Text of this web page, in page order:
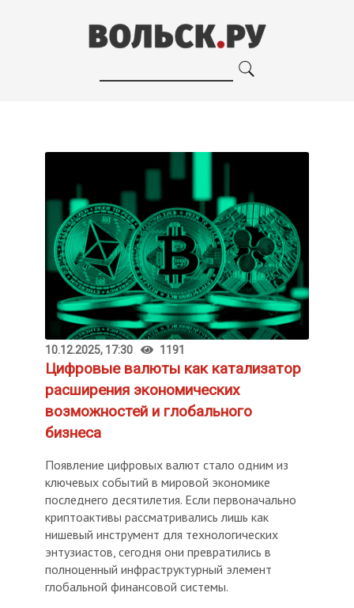
10.12.2025, 17:30 1191
Цифровые валюты как катализатор
расширения экономических
возможностей и глобального
бизнеса
Появление цифровых валют стало одним из
ключевых событий в мировой экономике
последнего десятилетия. Если первоначально
криптоактивы рассматривались лишь как
нишевый инструмент для технологических
энтузиастов, сегодня они превратились в
полноценный инфраструктурный элемент
глобальной финансовой системы.